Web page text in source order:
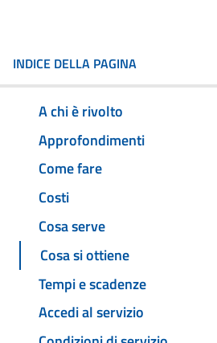
INDICE DELLA PAGINA
A chi è rivolto
Approfondimenti
Come fare
Costi
Cosa serve
Cosa si ottiene
Tempi e scadenze
Accedi al servizio